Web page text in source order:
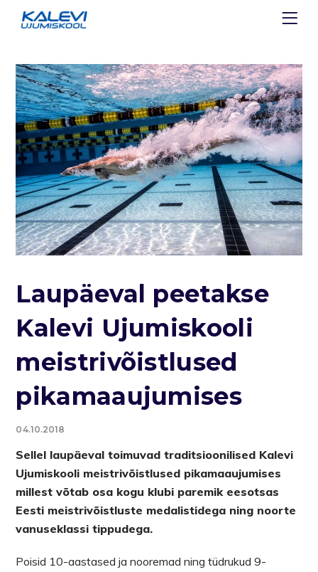
Laupäeval peetakse
Kalevi Ujumiskooli
meistrivõistlused
pikamaaujumises
04.10.2018
Sellel laupäeval toimuvad traditsioonilised Kalevi
Ujumiskooli meistrivõistlused pikamaaujumises
millest võtab osa kogu klubi paremik eesotsas
Eesti meistrivõistluste medalistidega ning noorte
vanuseklassi tippudega.
Poisid 10-aastased ja nooremad ning tüdrukud 9-